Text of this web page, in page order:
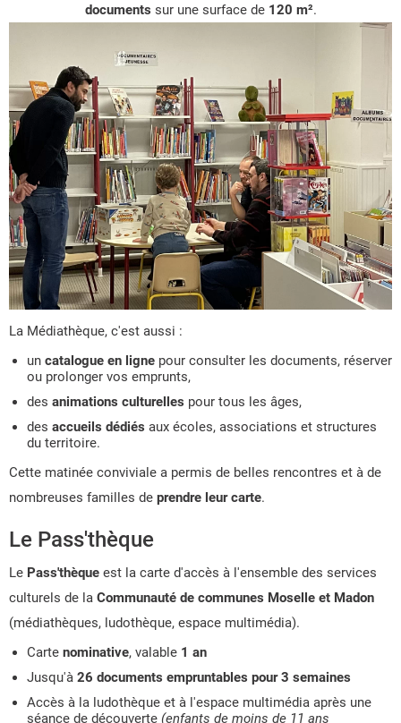
documents sur une surface de 120 m².
La Médiathèque, c'est aussi :
un catalogue en ligne pour consulter les documents, réserver
ou prolonger vos emprunts,
des animations culturelles pour tous les âges,
des accueils dédiés aux écoles, associations et structures
du territoire.
Cette matinée conviviale a permis de belles rencontres et à de
nombreuses familles de prendre leur carte.
Le Pass'thèque
Le Pass'thèque est la carte d'accès à l'ensemble des services
culturels de la Communauté de communes Moselle et Madon
(médiathèques, ludothèque, espace multimédia).
Carte nominative, valable 1 an
Jusqu'à 26 documents empruntables pour 3 semaines
Accès à la ludothèque et à l'espace multimédia après une
séance de découverte (enfants de moins de 11 ans